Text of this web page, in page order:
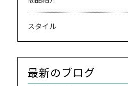
スタイル
最新のブログ